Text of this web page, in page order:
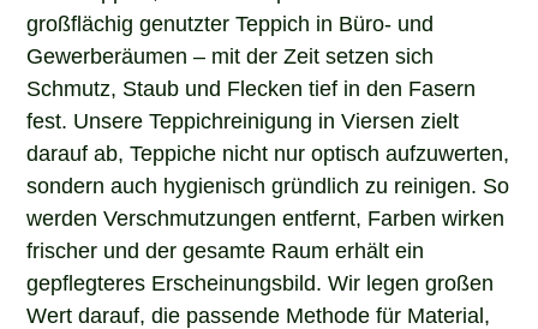
großflächig genutzter Teppich in Büro- und
Gewerberäumen – mit der Zeit setzen sich
Schmutz, Staub und Flecken tief in den Fasern
fest. Unsere Teppichreinigung in Viersen zielt
darauf ab, Teppiche nicht nur optisch aufzuwerten,
sondern auch hygienisch gründlich zu reinigen. So
werden Verschmutzungen entfernt, Farben wirken
frischer und der gesamte Raum erhält ein
gepflegteres Erscheinungsbild. Wir legen großen
Wert darauf, die passende Methode für Material,